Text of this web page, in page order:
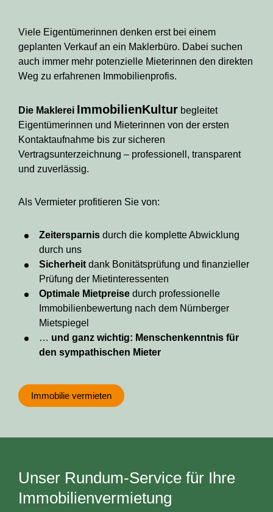
Viele Eigentümerinnen denken erst bei einem
geplanten Verkauf an ein Maklerbüro. Dabei suchen
auch immer mehr potenzielle Mieterinnen den direkten
Weg zu erfahrenen Immobilienprofis.
Die Maklerei ImmobilienKultur begleitet
Eigentümerinnen und Mieterinnen von der ersten
Kontaktaufnahme bis zur sicheren
Vertragsunterzeichnung – professionell, transparent
und zuverlässig.
Als Vermieter profitieren Sie von:
Zeitersparnis durch die komplette Abwicklung
durch uns
Sicherheit dank Bonitätsprüfung und finanzieller
Prüfung der Mietinteressenten
Optimale Mietpreise durch professionelle
Immobilienbewertung nach dem Nürnberger
Mietspiegel
… und ganz wichtig: Menschenkenntnis für
den sympathischen Mieter
Immobilie vermieten
Unser Rundum-Service für Ihre
Immobilienvermietung